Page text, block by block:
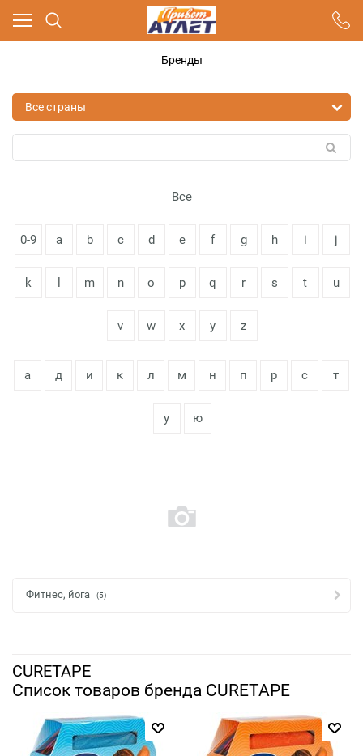
Бренды
Все
0-9 a b c d e f g h i j
k m n o p q r s t u
v w x y z
а д и к л м н п р с т
у ю
Фитнес, йога (5)
CURETAPE
Список товаров бренда CURETAPE
Ваш город - Москва,
угадали?